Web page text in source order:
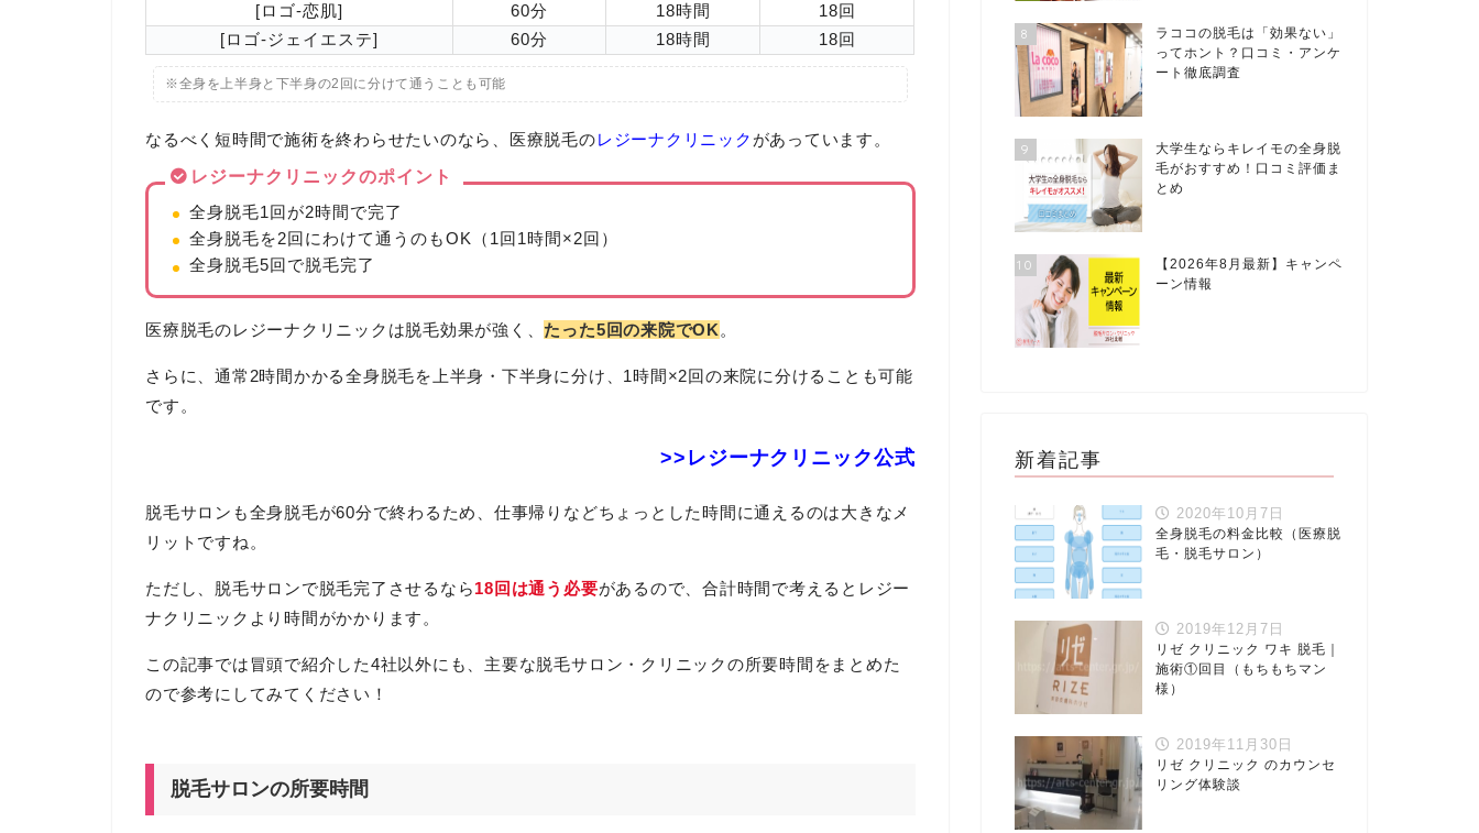
[ロゴ-恋肌]
60分 18時間
18回
[ロゴ-ジェイエステ]
60分 18時間 18回
※全身を上半身と下半身の2回に分けて通うことも可能
なるべく短時間で施術を終わらせたいのなら、医療脱毛のレジーナクリニック があっています。
レジーナクリニックのポイント
全身脱毛1回が2時間で完了
全身脱毛を2回にわけて通うのもOK（1回1時間×2回）
全身脱毛5回で脱毛完了
医療脱毛のレジーナクリニックは脱毛効果が強く、 たった5回の来院でOK 。
さらに、通常2時間かかる全身脱毛を上半身・下半身に分け、1時間×2回の来院に分けることも可能
です。
>>レジーナクリニック公式
脱毛サロンも全身脱毛が60分で終わるため、仕事帰りなどちょっとした時間に通えるのは大きなメ
リットですね。
ただし、脱毛サロンで脱毛完了させるなら18回は通う必要があるので、合計時間で考えるとレジー
ナクリニックより時間がかかります。
この記事では冒頭で紹介した4社以外にも、主要な脱毛サロン・クリニックの所要時間をまとめた
ので参考にしてみてください！
脱毛サロンの所要時間
8
ラココの脱毛は「効果ない」
ってホント？口コミ・アンケ
ート徹底調査
9
大学生ならキレイモの全身脱
毛がおすすめ！口コミ評価ま
とめ
10
【2026年8月最新】キャンペ
ーン情報
新着記事
2020年10月7日
全身脱毛の料金比較（医療脱
毛・脱毛サロン）
2019年12月7日
リゼ クリニック ワキ 脱毛｜
施術①回目（もちもちマン
様）
2019年11月30日
リゼ クリニック のカウンセ
リング体験談